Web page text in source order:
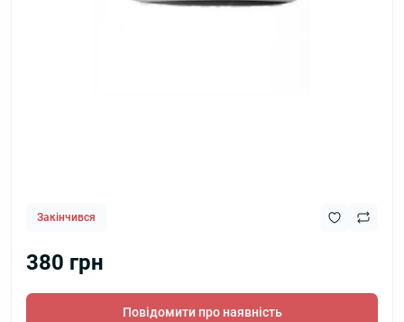
Закінчився
380 грн
Повідомити про наявність